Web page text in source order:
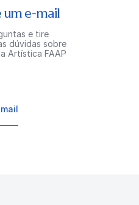
um e-mail
e tire
dúvidas sobre
Artística FAAP